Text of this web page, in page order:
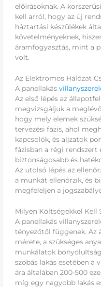
előírásoknak. A
kell arról, hogy az új
háztartási készülékek
követelményeknek,
áramfogyasztás, mint a
volt.
Az Elektromos Hálózat
A panellakás
Az első lépés az
megvizsgáljuk a
hogy mely elemek
tervezési fázis, ahol
kapcsolók, és aljzatok
fázisban a régi rendszert
biztonságosabb és
Az utolsó lépés az
a munkát ellenőrzik, és
megfeleljen a
Milyen Költségekkel Kell
A panellakás
tényezőtől függenek. Az
mérete, a szükséges
munkálatok
szobás lakás esetében a
ára általában 200-500
míg egy nagyobb lakás